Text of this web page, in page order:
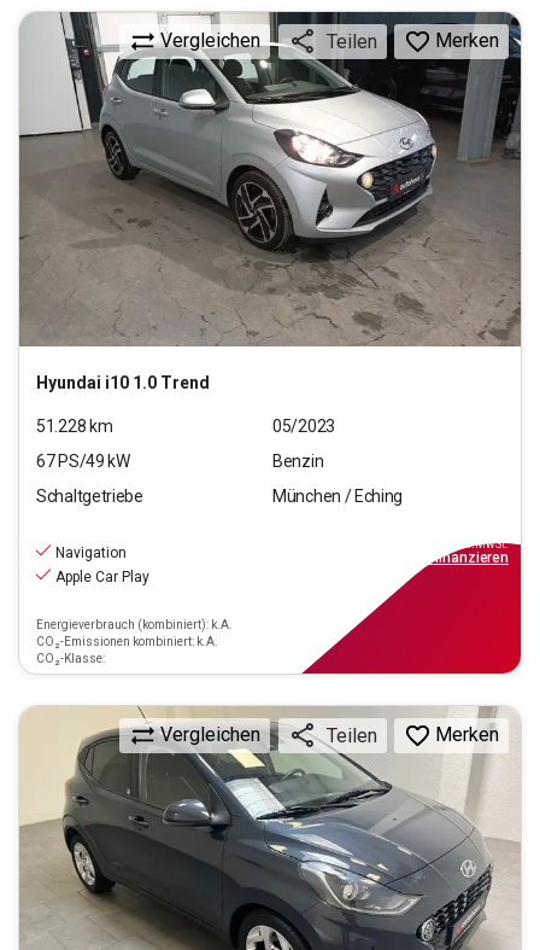
Hyundai i10 1.0 Trend
Vergleichen Teilen Merken
51.228 km
05/2023
67PS/49 kW
Benzin
Schaltgetriebe
München / Eching
Navigation
Apple Car Play
Energieverbrauch (kombiniert): k.A.
CO₂-Emissionen kombiniert: k.A.
CO₂-Klasse:
inkl.MwSt.
finanzieren
Vergleichen Teilen Merken